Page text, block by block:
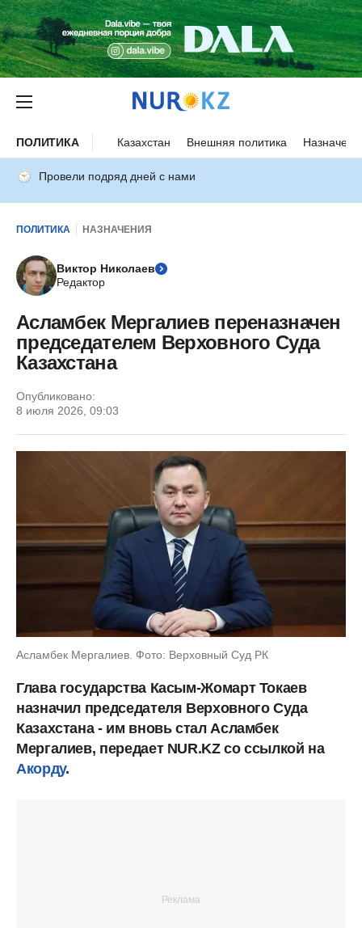
ПОЛИТИКА Казахстан Внешняя политика
Провели подряд дней с нами
ПОЛИТИКА НАЗНАЧЕНИЯ
Виктор Николаев
Редактор
Асламбек Мергалиев переназначен
председателем Верховного Суда
Казахстана
Опубликовано:
8 июля 2026, 09:03
Асламбек Мергалиев. Фото: Верховный Суд РК
Глава государства Касым-Жомарт Токаев
назначил председателя Верховного Суда
Казахстана - им вновь стал Асламбек
Мергалиев, передает NUR.KZ со ссылкой на
Акорду.